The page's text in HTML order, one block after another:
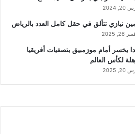
2024
نيازي تتألق في حقل كامل العدد بالرياض
2025
يخسر أمام موزمبيق بتصفيات أفريقيا
لكأس العالم
2025